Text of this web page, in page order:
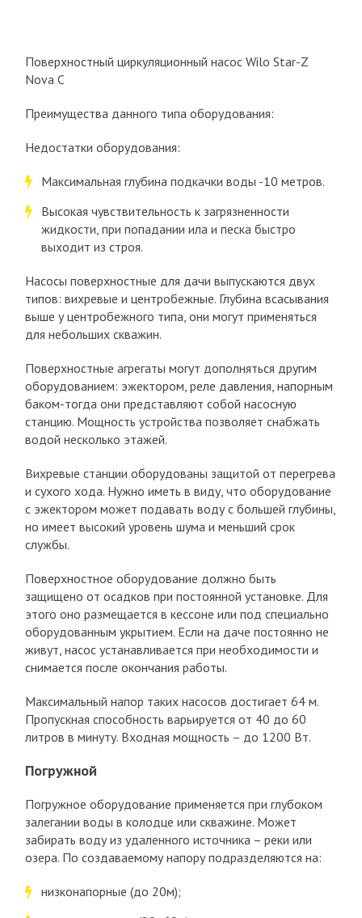
Поверхностный циркуляционный насос Wilo Star-Z
Nova C
Преимущества данного типа оборудования:
Недостатки оборудования:
Максимальная глубина подкачки воды -10 метров.
Высокая чувствительность к загрязненности
жидкости, при попадании ила и песка быстро
выходит из строя.
Насосы поверхностные для дачи выпускаются двух
типов: вихревые и центробежные. Глубина всасывания
выше у центробежного типа, они могут применяться
для небольших скважин.
Поверхностные агрегаты могут дополняться другим
оборудованием: эжектором, реле давления, напорным
баком-тогда они представляют собой насосную
станцию. Мощность устройства позволяет снабжать
водой несколько этажей.
Вихревые станции оборудованы защитой от перегрева
и сухого хода. Нужно иметь в виду, что оборудование
с эжектором может подавать воду с большей глубины,
но имеет высокий уровень шума и меньший срок
службы.
Поверхностное оборудование должно быть
защищено от осадков при постоянной установке. Для
этого оно размещается в кессоне или под специально
оборудованным укрытием. Если на даче постоянно не
живут, насос устанавливается при необходимости и
снимается после окончания работы.
Максимальный напор таких насосов достигает 64 м.
Пропускная способность варьируется от 40 до 60
литров в минуту. Входная мощность – до 1200 Вт.
Погружной
Погружное оборудование применяется при глубоком
залегании воды в колодце или скважине. Может
забирать воду из удаленного источника – реки или
озера. По создаваемому напору подразделяются на:
низконапорные (до 20м);